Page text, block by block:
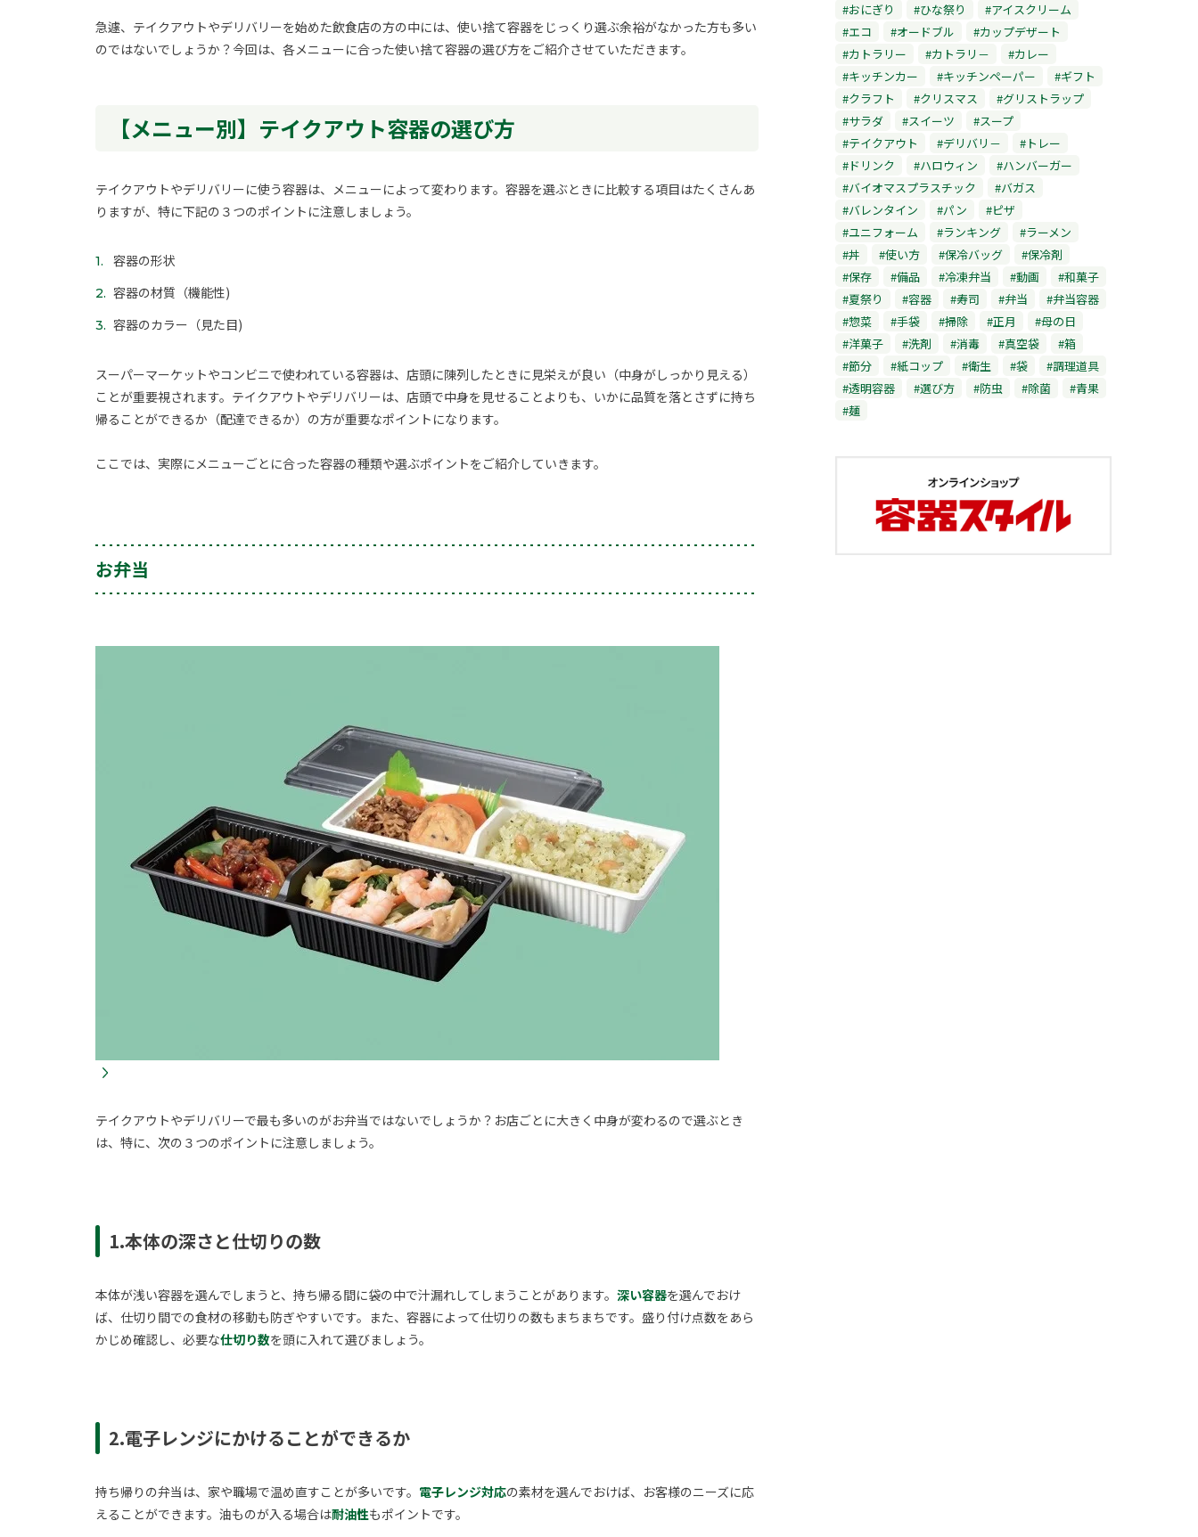
急遽、テイクアウトやデリバリーを始めた飲食店の方の中には、使い捨て容器をじっくり選ぶ余裕がなかった方も多い
のではないでしょうか？今回は、各メニューに合った使い捨て容器の選び方をご紹介させていただきます。
【メニュー別】テイクアウト容器の選び方
テイクアウトやデリバリーに使う容器は、メニューによって変わります。容器を選ぶときに比較する項目はたくさんあ
りますが、特に下記の３つのポイントに注意しましょう。
容器の形状
容器の材質（機能性)
容器のカラー（見た目)
スーパーマーケットやコンビニで使われている容器は、店頭に陳列したときに見栄えが良い（中身がしっかり見える）
ことが重要視されます。テイクアウトやデリバリーは、店頭で中身を見せることよりも、いかに品質を落とさずに持ち
帰ることができるか（配達できるか）の方が重要なポイントになります。
ここでは、実際にメニューごとに合った容器の種類や選ぶポイントをご紹介していきます。
お弁当
テイクアウトやデリバリーで最も多いのがお弁当ではないでしょうか？お店ごとに大きく中身が変わるので選ぶとき
は、特に、次の３つのポイントに注意しましょう。
1.本体の深さと仕切りの数
本体が浅い容器を選んでしまうと、持ち帰る間に袋の中で汁漏れしてしまうことがあります。 深い容器を選んでおけ
ば、仕切り間での食材の移動も防ぎやすいです。また、容器によって仕切りの数もまちまちです。盛り付け点数をあら
かじめ確認し、必要な仕切り数を頭に入れて選びましょう。
2.電子レンジにかけることができるか
持ち帰りの弁当は、家や職場で温め直すことが多いです。 電子レンジ対応の素材を選んでおけば、お客様のニーズに応
えることができます。油ものが入る場合は耐油性もポイントです。
#おにぎり
#ひな祭り
#アイスクリーム
#エコ
#オードブル
#カップデザート
#カトラリー
#カトラリ－
#カレー
#キッチンカー
#キッチンペーパー
#ギフト
#クラフト
#クリスマス
#グリストラップ
#サラダ
#スイーツ
#スープ
#テイクアウト
#デリバリ－
#トレー
#ドリンク
#ハロウィン
#ハンバーガー
#バイオマスプラスチック
#バガス
#バレンタイン
#パン
#ピザ
#ユニフォーム
#ランキング
#ラーメン
#丼
#使い方 #保冷バッグ
#保冷剤
#保存
#備品 #冷凍弁当 #動画
#和菓子
#夏祭り
#容器 #寿司 #弁当
#弁当容器
#惣菜
#手袋 #掃除 #正月
#母の日
#洋菓子
#洗剤 #消毒 #真空袋
#箱
#節分
#紙コップ #衛生 #袋
#調理道具
#透明容器
#選び方 #防虫 #除菌
#青果
#麺